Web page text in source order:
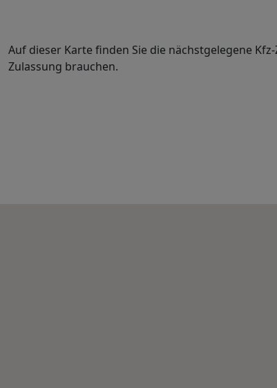
Auf dieser Karte finden Sie die nächstgelegene
Zulassung brauchen.